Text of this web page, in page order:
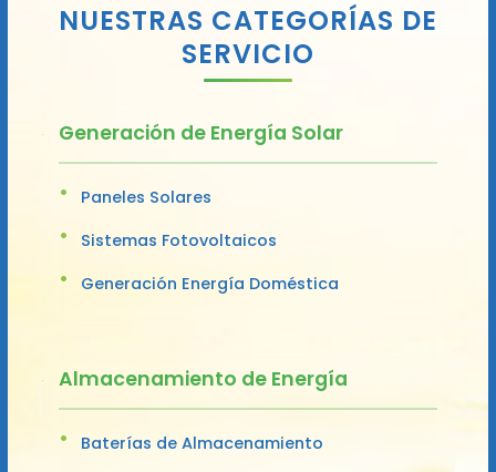
NUESTRAS CATEGORÍAS DE
SERVICIO
Generación de Energía Solar
Paneles Solares
Sistemas Fotovoltaicos
Generación Energía Doméstica
Almacenamiento de Energía
Baterías de Almacenamiento